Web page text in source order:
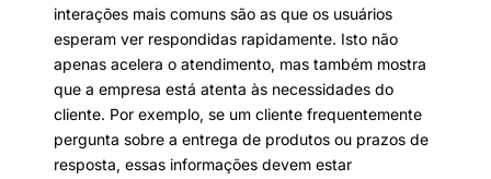
interações mais comuns são as que os usuários
esperam ver respondidas rapidamente. Isto não
apenas acelera o atendimento, mas também mostra
que a empresa está atenta às necessidades do
cliente. Por exemplo, se um cliente frequentemente
pergunta sobre a entrega de produtos ou prazos de
resposta, essas informações devem estar